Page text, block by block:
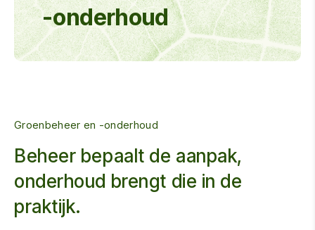
-onderhoud
Groenbeheer en -onderhoud
Beheer bepaalt de aanpak,
onderhoud brengt die in de
praktijk.